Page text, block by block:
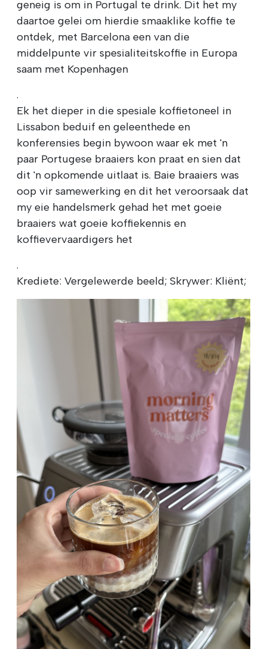
geneig is om in Portugal te drink. Dit het my
daartoe gelei om hierdie smaaklike koffie te
ontdek, met Barcelona een van die
middelpunte vir spesialiteitskoffie in Europa
saam met Kopenhagen
.
Ek het dieper in die spesiale koffietoneel in
Lissabon beduif en geleenthede en
konferensies begin bywoon waar ek met 'n
paar Portugese braaiers kon praat en sien dat
dit 'n opkomende uitlaat is. Baie braaiers was
oop vir samewerking en dit het veroorsaak dat
my eie handelsmerk gehad het met goeie
braaiers wat goeie koffiekennis en
koffievervaardigers het
.
Krediete: Vergelewerde beeld; Skrywer: Kliënt;